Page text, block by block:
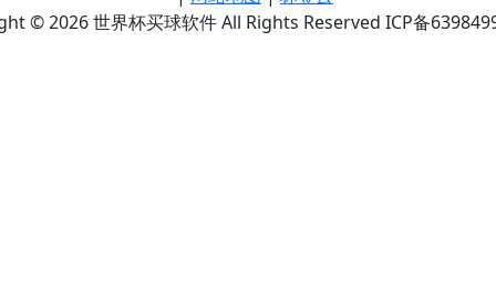
© 2026 世界杯买球软件 All Rights Reserved ICP备